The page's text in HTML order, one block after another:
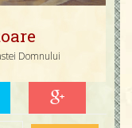
Domnului